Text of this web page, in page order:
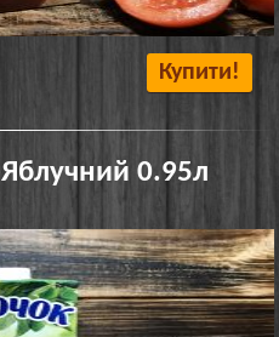
Купити!
0.95л